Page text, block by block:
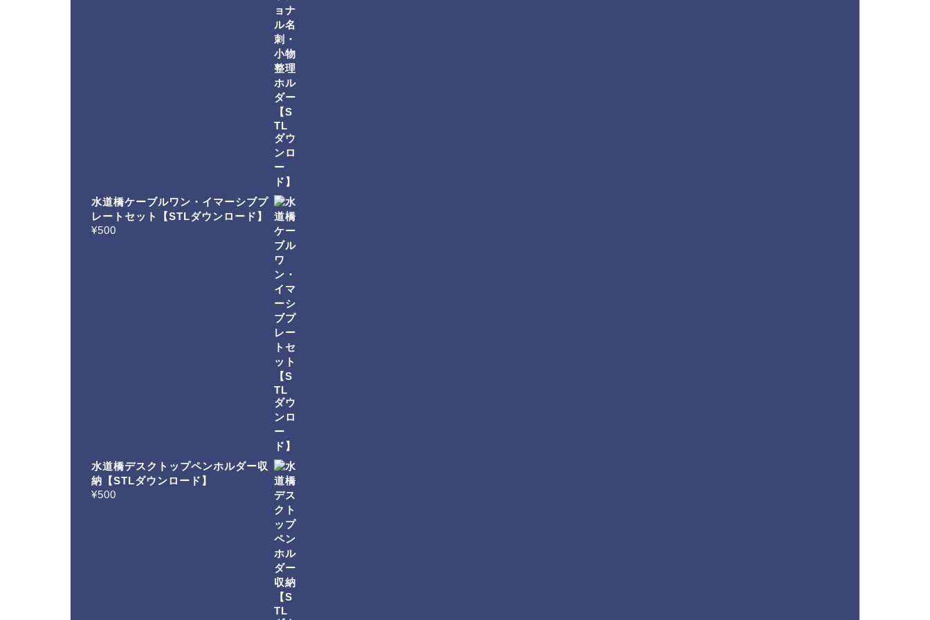
水道橋ケーブルワン・イマーシブプ
レートセット【STLダウンロード】
¥500
水道橋デスクトップペンホルダー収
納【STLダウンロード】
¥500